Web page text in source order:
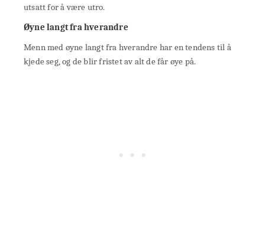
utsatt for å være utro.
Øyne langt fra hverandre
Menn med øyne langt fra hverandre har en tendens til å
kjede seg, og de blir fristet av alt de får øye på.